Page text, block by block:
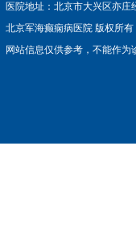
医院地址：北京市大兴区亦
北京军海癫痫病医院 版权所有
网站信息仅供参考，不能作